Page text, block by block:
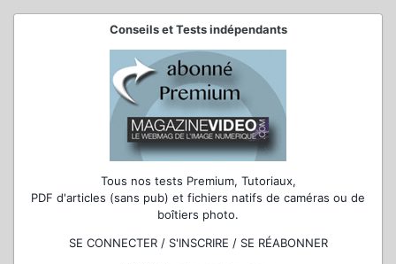
Conseils et Tests indépendants
Tous nos tests Premium, Tutoriaux,
PDF d'articles (sans pub) et fichiers natifs de caméras ou de
boîtiers photo.
SE CONNECTER / S'INSCRIRE / SE RÉABONNER